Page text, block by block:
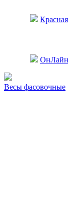
ОнЛайн
Весы фасовочные